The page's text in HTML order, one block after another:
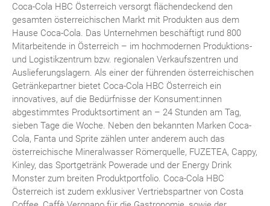
Coca-Cola HBC Österreich versorgt flächendeckend den
gesamten österreichischen Markt mit Produkten aus dem
Hause Coca-Cola. Das Unternehmen beschäftigt rund 800
Mitarbeitende in Österreich – im hochmodernen Produktions-
und Logistikzentrum bzw. regionalen Verkaufszentren und
Auslieferungslagern. Als einer der führenden österreichischen
Getränkepartner bietet Coca-Cola HBC Österreich ein
innovatives, auf die Bedürfnisse der Konsument:innen
abgestimmtes Produktsortiment an – 24 Stunden am Tag,
sieben Tage die Woche. Neben den bekannten Marken Coca-
Cola, Fanta und Sprite zählen unter anderem auch das
österreichische Mineralwasser Römerquelle, FUZETEA, Cappy,
Kinley, das Sportgetränk Powerade und der Energy Drink
Monster zum breiten Produktportfolio. Coca-Cola HBC
Österreich ist zudem exklusiver Vertriebspartner von Costa